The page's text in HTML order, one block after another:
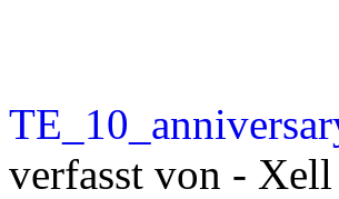
verfasst von -